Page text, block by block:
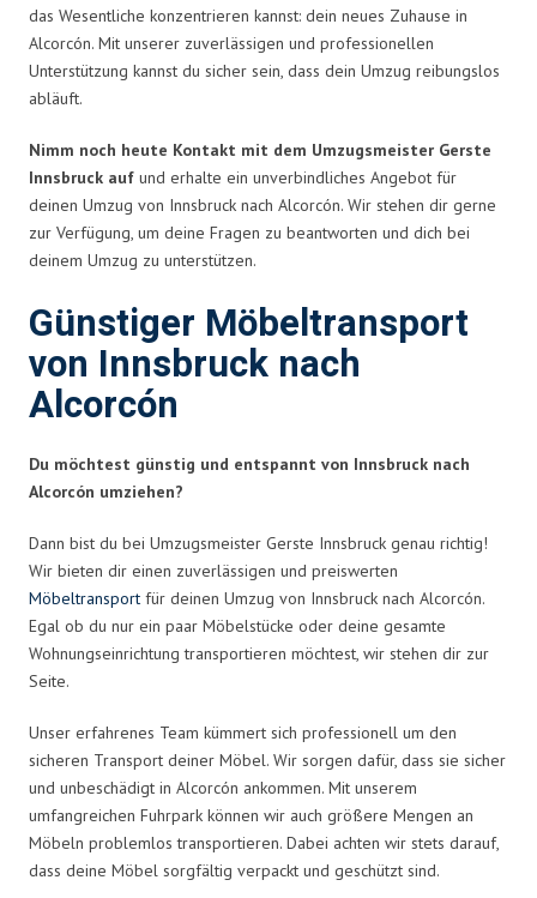
das Wesentliche konzentrieren kannst: dein neues Zuhause in
Alcorcón. Mit unserer zuverlässigen und professionellen
Unterstützung kannst du sicher sein, dass dein Umzug reibungslos
abläuft.
Nimm noch heute Kontakt mit dem Umzugsmeister Gerste
Innsbruck auf und erhalte ein unverbindliches Angebot für
deinen Umzug von Innsbruck nach Alcorcón. Wir stehen dir gerne
zur Verfügung, um deine Fragen zu beantworten und dich bei
deinem Umzug zu unterstützen.
Günstiger Möbeltransport
von Innsbruck nach
Alcorcón
Du möchtest günstig und entspannt von Innsbruck nach
Alcorcón umziehen?
Dann bist du bei Umzugsmeister Gerste Innsbruck genau richtig!
Wir bieten dir einen zuverlässigen und preiswerten
Möbeltransport für deinen Umzug von Innsbruck nach Alcorcón.
Egal ob du nur ein paar Möbelstücke oder deine gesamte
Wohnungseinrichtung transportieren möchtest, wir stehen dir zur
Seite.
Unser erfahrenes Team kümmert sich professionell um den
sicheren Transport deiner Möbel. Wir sorgen dafür, dass sie sicher
und unbeschädigt in Alcorcón ankommen. Mit unserem
umfangreichen Fuhrpark können wir auch größere Mengen an
Möbeln problemlos transportieren. Dabei achten wir stets darauf,
dass deine Möbel sorgfältig verpackt und geschützt sind.